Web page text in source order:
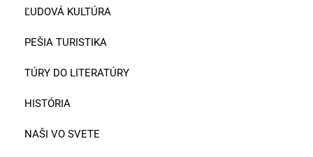
ĽUDOVÁ KULTÚRA
PEŠIA TURISTIKA
TÚRY DO LITERATÚRY
HISTÓRIA
NAŠI VO SVETE